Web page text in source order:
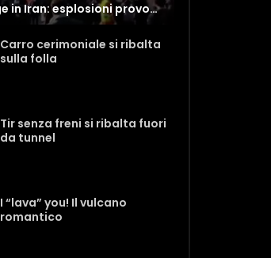
Strage in Iran: esplosioni provocano oltre 100 morti
Carro cerimoniale si ribalta
sulla folla
Tir senza freni si ribalta fuori
da tunnel
I “lava” you! Il vulcano
romantico